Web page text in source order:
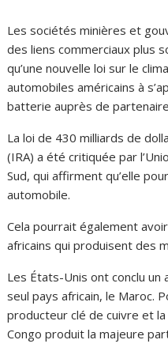
Les sociétés minières et
des liens commerciaux plus
qu’une nouvelle loi sur le
automobiles américains à
batterie auprès de
La loi de 430 milliards de
(IRA) a été critiquée par
Sud, qui affirment qu’elle
automobile.
Cela pourrait également
africains qui produisent des
Les États-Unis ont conclu un
seul pays africain, le Maroc.
producteur clé de cuivre et
Congo produit la majeure